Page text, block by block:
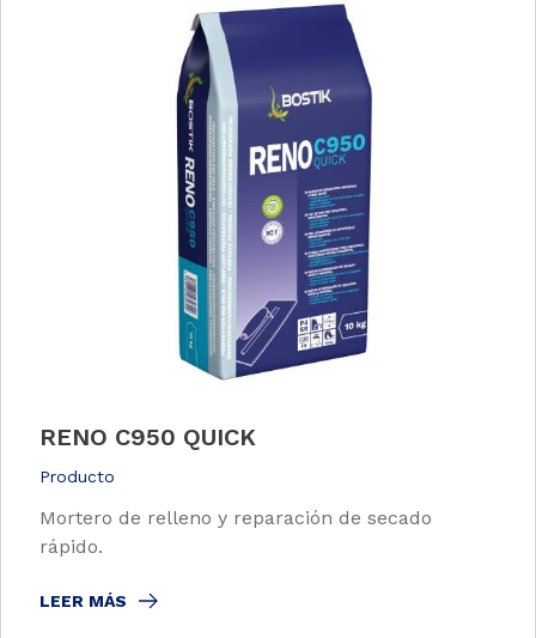
RENO C950 QUICK
Producto
Mortero de relleno y reparación de secado
rápido.
LEER MÁS